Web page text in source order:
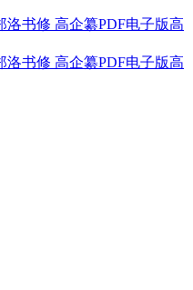
洛书修 高企纂PDF电子版高
洛书修 高企纂PDF电子版高